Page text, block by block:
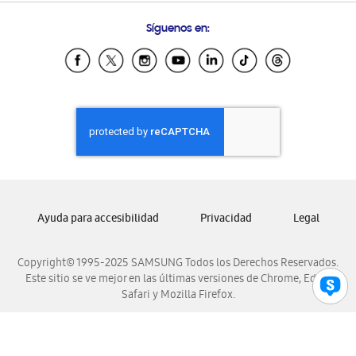
Samsung Ecuador
Samsung El Salvador
Samsung Honduras
Samsung Nicaragua
Samsung Panamá
Samsung Venezuela
Síguenos en:
Copyright© 1995-2025 SAMSUNG Todos los Derechos Reservados.
Este sitio se ve mejor en las últimas versiones de Chrome, Edge,
Safari y Mozilla Firefox.
Ayuda para accesibilidad Privacidad Legal